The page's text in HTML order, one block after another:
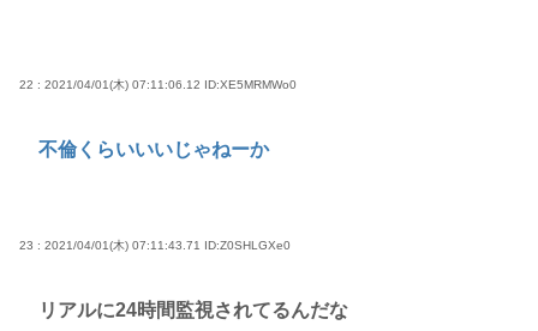
22 : 2021/04/01(木) 07:11:06.12 ID:XE5MRMWo0
不倫くらいいいじゃねーか
23 : 2021/04/01(木) 07:11:43.71 ID:Z0SHLGXe0
リアルに24時間監視されてるんだな